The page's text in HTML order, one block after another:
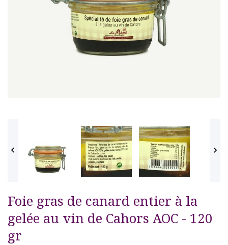
 
Foie gras de canard entier à la
gelée au vin de Cahors AOC - 120
gr